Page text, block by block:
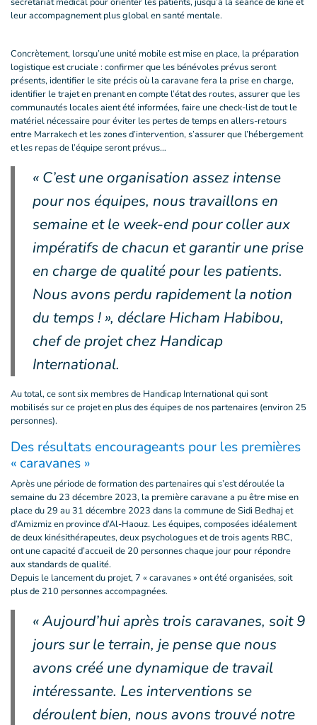
leur accompagnement plus global en santé mentale.
Concrètement, lorsqu’une unité mobile est mise en place, la préparation
logistique est cruciale : confirmer que les bénévoles prévus seront
présents, identifier le site précis où la caravane fera la prise en charge,
identifier le trajet en prenant en compte l’état des routes, assurer que les
communautés locales aient été informées, faire une check-list de tout le
matériel nécessaire pour éviter les pertes de temps en allers-retours
entre Marrakech et les zones d’intervention, s’assurer que l’hébergement
et les repas de l’équipe seront prévus…
« C’est une organisation assez intense
pour nos équipes, nous travaillons en
semaine et le week-end pour coller aux
impératifs de chacun et garantir une prise
en charge de qualité pour les patients.
Nous avons perdu rapidement la notion
du temps ! », déclare Hicham Habibou,
chef de projet chez Handicap
International.
Au total, ce sont six membres de Handicap International qui sont
mobilisés sur ce projet en plus des équipes de nos partenaires (environ 25
personnes).
Des résultats encourageants pour les premières
« caravanes »
Après une période de formation des partenaires qui s’est déroulée la
semaine du 23 décembre 2023, la première caravane a pu être mise en
place du 29 au 31 décembre 2023 dans la commune de Sidi Bedhaj et
d’Amizmiz en province d’Al-Haouz. Les équipes, composées idéalement
de deux kinésithérapeutes, deux psychologues et de trois agents RBC,
ont une capacité d’accueil de 20 personnes chaque jour pour répondre
aux standards de qualité.
Depuis le lancement du projet, 7 « caravanes » ont été organisées, soit
plus de 210 personnes accompagnées.
« Aujourd’hui après trois caravanes, soit 9
jours sur le terrain, je pense que nous
avons créé une dynamique de travail
intéressante. Les interventions se
déroulent bien, nous avons trouvé notre